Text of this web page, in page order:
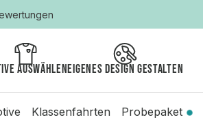
auswählenEigenes Design gestalten
Klassenfahrten Probepaket